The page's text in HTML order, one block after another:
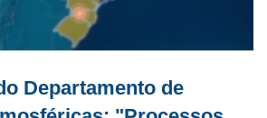
Departamento de